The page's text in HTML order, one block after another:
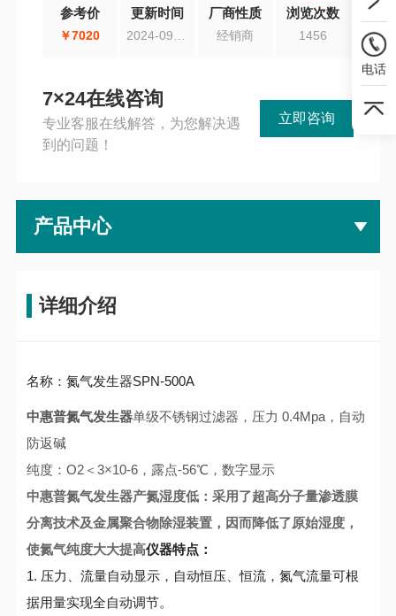
参考价
￥7020
更新时间 厂商性质
经销商
浏览次数
1456
7×24在线咨询
专业客服在线解答，为您解决遇
到的问题！
立即咨询
产品中心
详细介绍
名称：氮气发生器SPN-500A
中惠普氮气发生器单级不锈钢过滤器，压力 0.4Mpa，自动
防返碱
纯度：O2＜3×10-6，露点-56℃，数字显示
中惠普氮气发生器产氮湿度低：采用了超高分子量渗透膜
分离技术及金属聚合物除湿装置，因而降低了原始湿度，
使氮气纯度大大提高仪器特点：
1. 压力、流量自动显示，自动恒压、恒流，氮气流量可根
据用量实现全自动调节。
电话